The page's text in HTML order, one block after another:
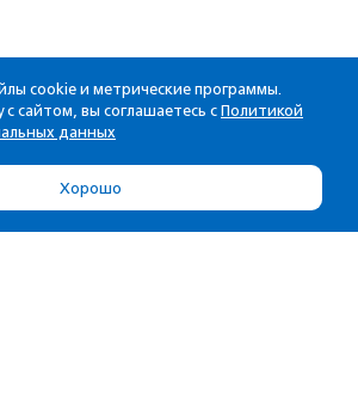
cookie и метрические программы.
сайтом, вы соглашаетесь с Политикой
данных
Хорошо